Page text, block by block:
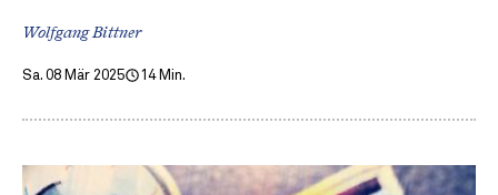
Wolfgang Bittner
Sa. 08 Mär 2025 14 Min.